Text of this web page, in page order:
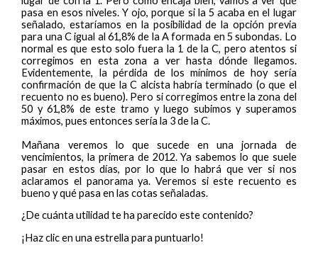
pasa en esos niveles. Y ojo, porque si la 5 acaba en el lugar
señalado, estaríamos en la posibilidad de la opción previa
para una C igual al 61,8% de la A formada en 5 subondas. Lo
normal es que esto solo fuera la 1 de la C, pero atentos si
corregimos en esta zona a ver hasta dónde llegamos.
Evidentemente, la pérdida de los mínimos de hoy sería
confirmación de que la C alcista habría terminado (o que el
recuento no es bueno). Pero si corregimos entre la zona del
50 y 61,8% de este tramo y luego subimos y superamos
máximos, pues entonces sería la 3 de la C.
Mañana veremos lo que sucede en una jornada de
vencimientos, la primera de 2012. Ya sabemos lo que suele
pasar en estos días, por lo que lo habrá que ver si nos
aclaramos el panorama ya. Veremos si este recuento es
bueno y qué pasa en las cotas señaladas.
¿De cuánta utilidad te ha parecido este contenido?
¡Haz clic en una estrella para puntuarlo!